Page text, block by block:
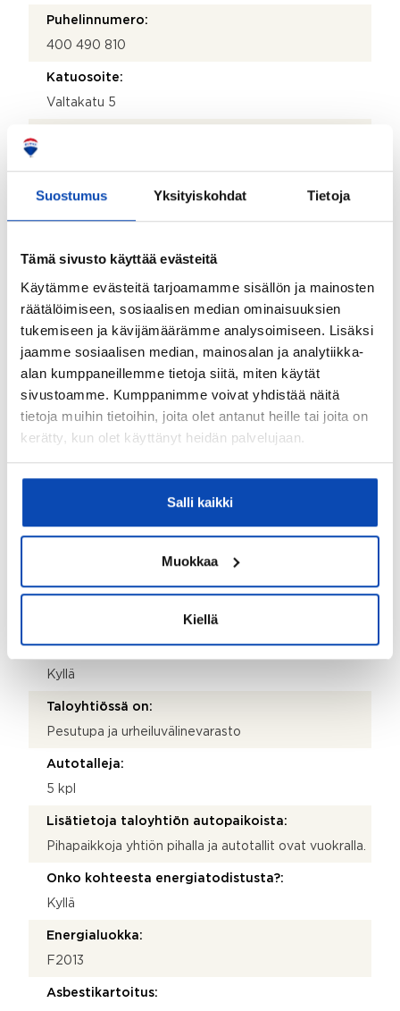
Suostumus Yksityiskohdat Tietoja
Tämä sivusto käyttää evästeitä
Käytämme evästeitä tarjoamamme sisällön ja mainosten
räätälöimiseen, sosiaalisen median ominaisuuksien
tukemiseen ja kävijämäärämme analysoimiseen. Lisäksi
jaamme sosiaalisen median, mainosalan ja analytiikka-
alan kumppaneillemme tietoja siitä, miten käytät
sivustoamme. Kumppanimme voivat yhdistää näitä
tietoja muihin tietoihin, joita olet antanut heille tai joita on
kerätty, kun olet käyttänyt heidän palvelujaan.
Salli kaikki
Muokkaa
Kiellä
Puhelinnumero:
400 490 810
Katuosoite:
Valtakatu 5
Postitoimipaikka:
Valmistumisvuosi:
1969
Tiili
Kattotyyppi:
Pulpettikatto
Katemateriaali:
Lämmitysjärjestelmä:
Hissi:
Taloyhtiössä sauna:
Kyllä
Taloyhtiössä on:
Pesutupa ja urheiluvälinevarasto
Autotalleja:
5 kpl
Lisätietoja taloyhtiön autopaikoista:
Pihapaikkoja yhtiön pihalla ja autotallit ovat vuokralla.
Onko kohteesta energiatodistusta?:
Kyllä
Energialuokka:
F2013
Asbestikartoitus: